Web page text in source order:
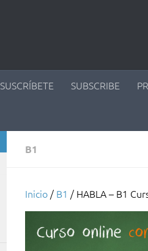
SUSCRÍBETE SUBSCRIBE
B1
Inicio / B1 / HABLA – B1